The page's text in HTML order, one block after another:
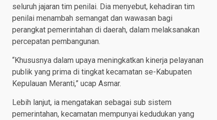
seluruh jajaran tim penilai. Dia menyebut, kehadiran tim
penilai menambah semangat dan wawasan bagi
perangkat pemerintahan di daerah, dalam melaksanakan
percepatan pembangunan.
“Khususnya dalam upaya meningkatkan kinerja pelayanan
publik yang prima di tingkat kecamatan se-Kabupaten
Kepulauan Meranti,” ucap Asmar.
Lebih lanjut, ia mengatakan sebagai sub sistem
pemerintahan, kecamatan mempunyai kedudukan yang